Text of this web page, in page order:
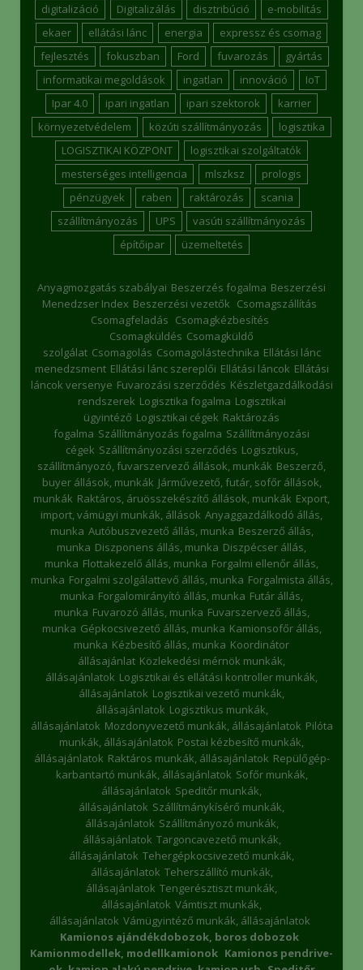
digitalizáció
Digitalizálás disztribúció
e-mobilitás
ekaer
ellátási lánc energia
expressz és csomag
fejlesztés
fokuszban Ford fuvarozás
gyártás
informatikai megoldások
ingatlan innováció
IoT
Ipar 4.0
ipari ingatlan ipari szektorok
karrier
környezetvédelem
közúti szállítmányozás
logisztika
LOGISZTIKAI KÖZPONT
logisztikai szolgáltatók
mesterséges intelligencia
mlszksz
prologis
pénzügyek
raben raktározás
scania
szállítmányozás
UPS
vasúti szállítmányozás
építőipar
üzemeltetés
Anyagmozgatás szabályai Beszerzés fogalma Beszerzési
Menedzser Index Beszerzési vezetők Csomagszállítás
Csomagfeladás Csomagkézbesítés
Csomagküldés Csomagküldő
szolgálat Csomagolás Csomagolástechnika Ellátási lánc
menedzsment Ellátási lánc szereplői Ellátási láncok Ellátási
láncok versenye Fuvarozási szerződés Készletgazdálkodási
rendszerek Logisztika fogalma Logisztikai
ügyintéző Logisztikai cégek Raktározás
fogalma Szállítmányozás fogalma Szállítmányozási
cégek Szállítmányozási szerződés Logisztikus,
szállítmányozó, fuvarszervező állások, munkák Beszerző,
buyer állások, munkák Járművezető, futár, sofőr állások,
munkák Raktáros, áruösszekészítő állások, munkák Export,
import, vámügyi munkák, állások Anyaggazdálkodó állás,
munka Autóbuszvezető állás, munka Beszerző állás,
munka Diszponens állás, munka Diszpécser állás,
munka Flottakezelő állás, munka Forgalmi ellenőr állás,
munka Forgalmi szolgálattevő állás, munka Forgalmista állás,
munka Forgalomirányító állás, munka Futár állás,
munka Fuvarozó állás, munka Fuvarszervező állás,
munka Gépkocsivezető állás, munka Kamionsofőr állás,
munka Kézbesítő állás, munka Koordinátor
állásajánlat Közlekedési mérnök munkák,
állásajánlatok Logisztikai és ellátási kontroller munkák,
állásajánlatok Logisztikai vezető munkák,
állásajánlatok Logisztikus munkák,
állásajánlatok Mozdonyvezető munkák, állásajánlatok Pilóta
munkák, állásajánlatok Postai kézbesítő munkák,
állásajánlatok Raktáros munkák, állásajánlatok Repülőgép-
karbantartó munkák, állásajánlatok Sofőr munkák,
állásajánlatok Speditőr munkák,
állásajánlatok Szállítmánykísérő munkák,
állásajánlatok Szállítmányozó munkák,
állásajánlatok Targoncavezető munkák,
állásajánlatok Tehergépkocsivezető munkák,
állásajánlatok Teherszállító munkák,
állásajánlatok Tengerésztiszt munkák,
állásajánlatok Vámtiszt munkák,
állásajánlatok Vámügyintéző munkák, állásajánlatok
Kamionos ajándékdobozok, boros dobozok
Kamionmodellek, modellkamionok Kamionos pendrive-